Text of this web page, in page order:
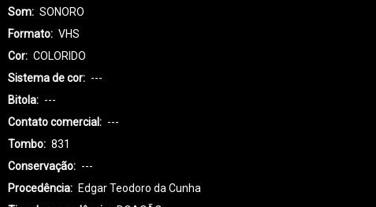
Som
SONORO
Formato
VHS
Cor
COLORIDO
Sistema de cor
---
Bitola
---
Contato comercial
---
Tombo
831
Conservação
---
Procedência
Edgar Teodoro da Cunha